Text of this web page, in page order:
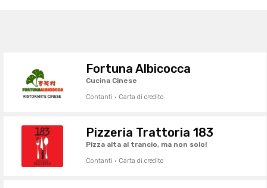
Fortuna Albicocca
Cucina Cinese
Contanti · Carta di credito
Pizzeria Trattoria 183
Pizza alta al trancio, ma non solo!
Contanti · Carta di credito